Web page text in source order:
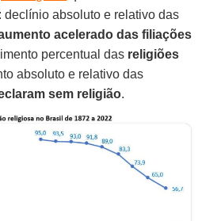
declínio absoluto e relativo das
acelerado das filiações
percentual das religiões
absoluto e relativo das
sem religião.